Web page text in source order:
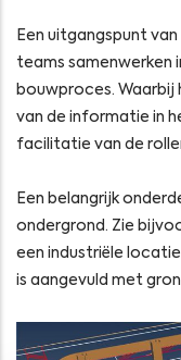
Een uitgangspunt
teams samenwerken
bouwproces. Waarbij
van de informatie in
facilitatie van de
Een belangrijk
ondergrond. Zie
een industriële
is aangevuld met